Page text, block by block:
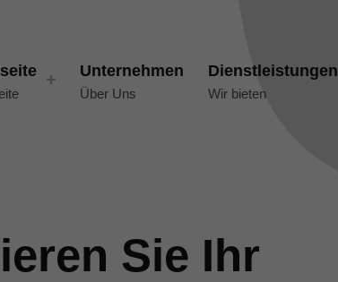
Unternehmen
Über Uns
Dienstleistungen
Wir bieten
Sie Ihr